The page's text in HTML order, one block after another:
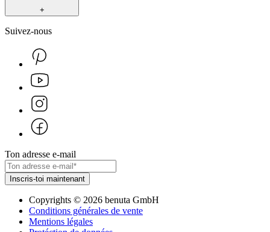
+
Suivez-nous
Ton adresse e-mail
Inscris-toi maintenant
Copyrights © 2026 benuta GmbH
Conditions générales de vente
Mentions légales